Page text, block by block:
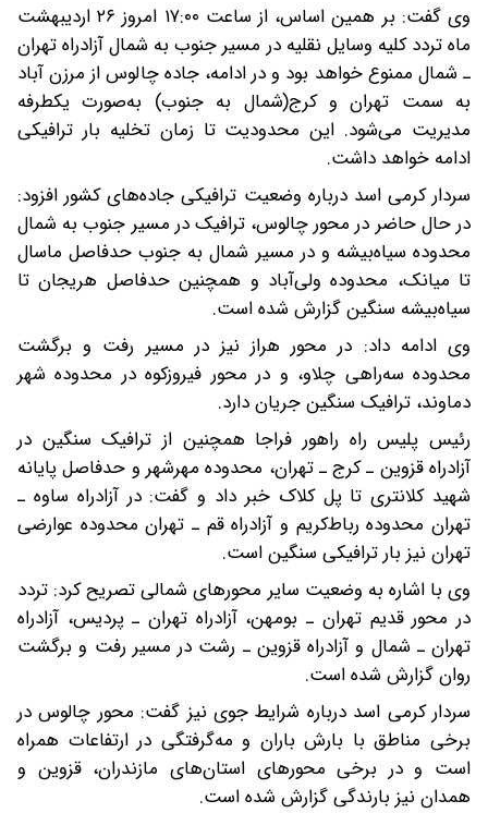
وی گفت: بر همین اساس، از ساعت ۱۷:۰۰ امروز ۲۶ اردیبهشت
ماه تردد کلیه وسایل نقلیه در مسیر جنوب به شمال آزادراه تهران
ـ شمال ممنوع خواهد بود و در ادامه، جاده چالوس از مرزن آباد
به سمت تهران و کرج(شمال به جنوب) به‌صورت یکطرفه
مدیریت می‌شود. این محدودیت تا زمان تخلیه بار ترافیکی
ادامه خواهد داشت.
سردار کرمی اسد درباره وضعیت ترافیکی جاده‌های کشور افزود:
در حال حاضر در محور چالوس، ترافیک در مسیر جنوب به شمال
محدوده سیاه‌بیشه و در مسیر شمال به جنوب حدفاصل ماسال
تا میانک، محدوده ولی‌آباد و همچنین حدفاصل هریجان تا
سیاه‌بیشه سنگین گزارش شده است.
وی ادامه داد: در محور هراز نیز در مسیر رفت و برگشت
محدوده سه‌راهی چلاو، و در محور فیروزکوه در محدوده شهر
دماوند، ترافیک سنگین جریان دارد.
رئیس پلیس راه راهور فراجا همچنین از ترافیک سنگین در
آزادراه قزوین ـ کرج ـ تهران، محدوده مهرشهر و حدفاصل پایانه
شهید کلانتری تا پل کلاک خبر داد و گفت: در آزادراه ساوه ـ
تهران محدوده رباط‌کریم و آزادراه قم ـ تهران محدوده عوارضی
تهران نیز بار ترافیکی سنگین است.
وی با اشاره به وضعیت سایر محورهای شمالی تصریح کرد: تردد
در محور قدیم تهران ـ بومهن، آزادراه تهران ـ پردیس، آزادراه
تهران ـ شمال و آزادراه قزوین ـ رشت در مسیر رفت و برگشت
روان گزارش شده است.
سردار کرمی اسد درباره شرایط جوی نیز گفت: محور چالوس در
برخی مناطق با بارش باران و مه‌گرفتگی در ارتفاعات همراه
است و در برخی محورهای استان‌های مازندران، قزوین و
همدان نیز بارندگی گزارش شده است.